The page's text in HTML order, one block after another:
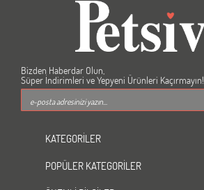
Bizden Haberdar Olun,
Süper İndirimleri ve Yepyeni Ürünleri Kaçırmayın!
KATEGORİLER
dondurulmuş ürünler
POPÜLER KATEGORİLER
Kedi Maması